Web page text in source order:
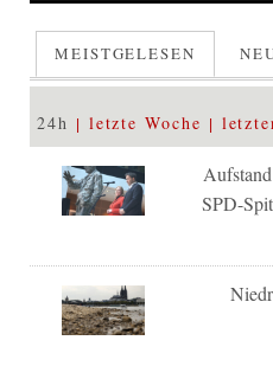
MEISTGELESEN
24h letzte Woche
SPD-